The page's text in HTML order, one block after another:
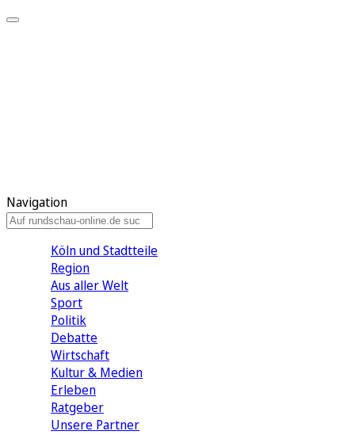
Navigation
Köln und Stadtteile
Region
Aus aller Welt
Sport
Politik
Debatte
Wirtschaft
Kultur & Medien
Erleben
Ratgeber
Unsere Partner